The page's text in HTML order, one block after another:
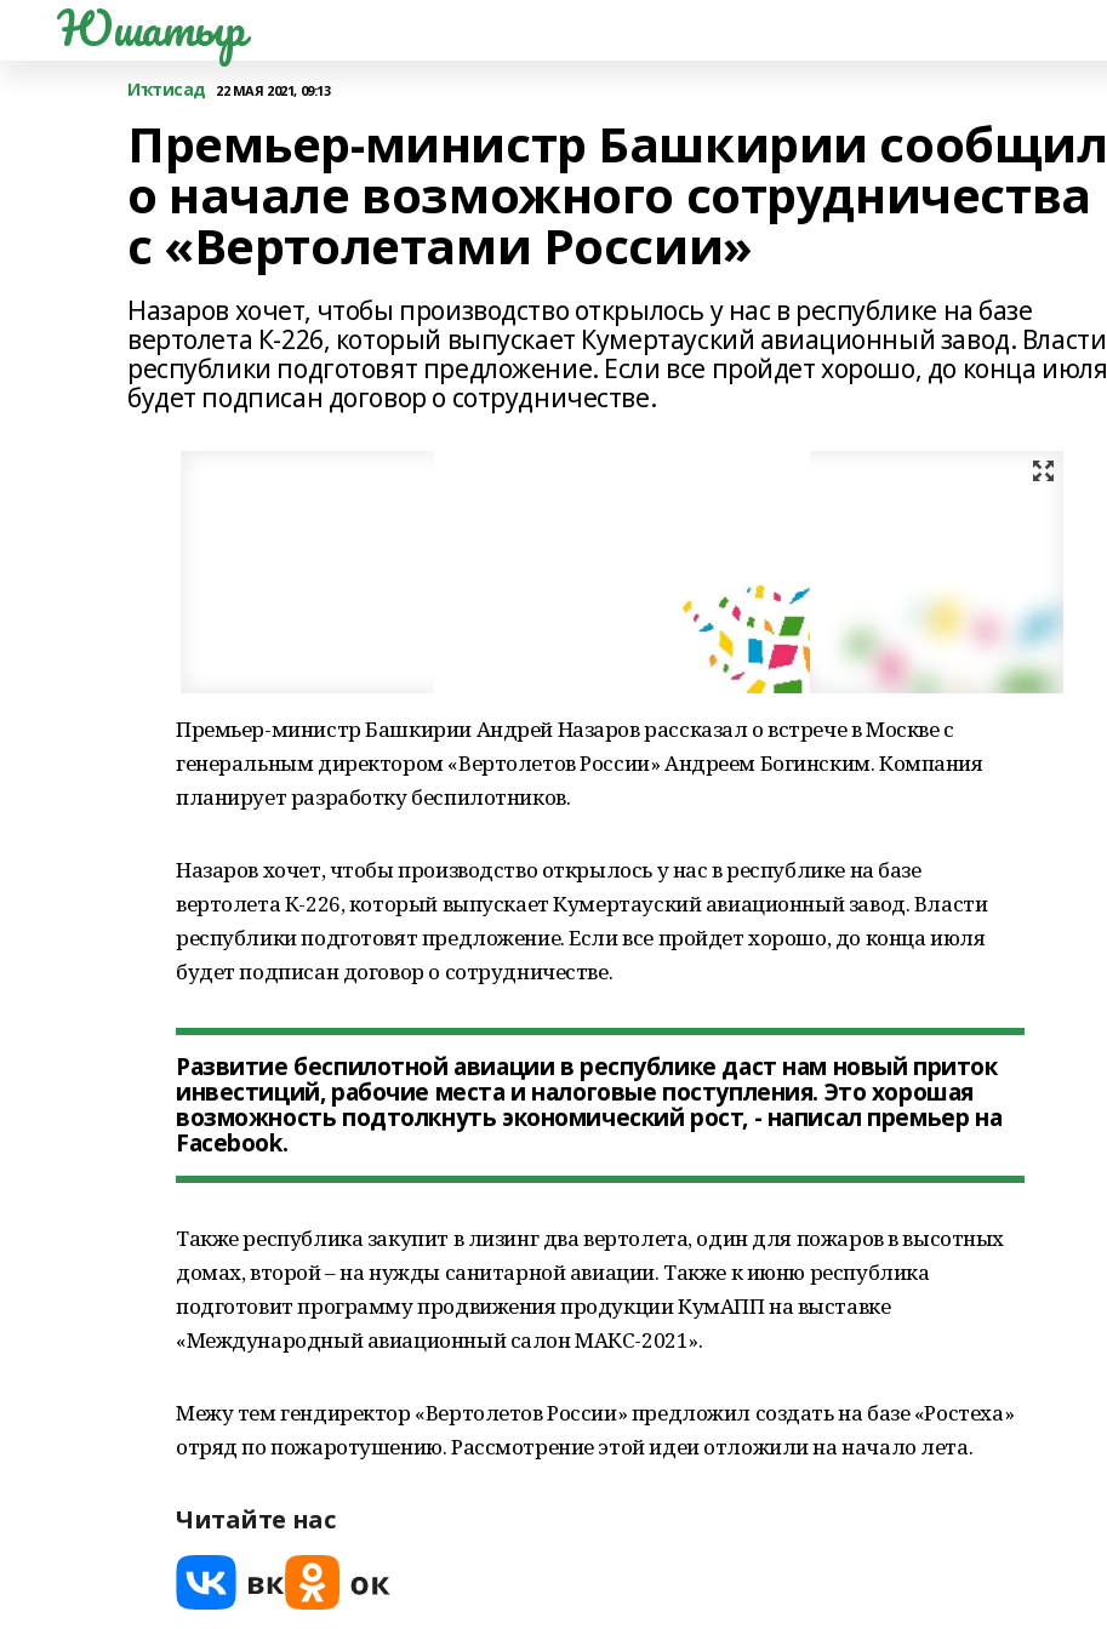
Юшатыр
Иҡтисад 22 МАЯ 2021, 09:13
Премьер-министр Башкирии сообщил
о начале возможного сотрудничества
с «Вертолетами России»
Назаров хочет, чтобы производство открылось у нас в республике на базе
вертолета К-226, который выпускает Кумертауский авиационный завод. Власти
республики подготовят предложение. Если все пройдет хорошо, до конца июля
будет подписан договор о сотрудничестве.
Премьер-министр Башкирии Андрей Назаров рассказал о встрече в Москве с
генеральным директором «Вертолетов России» Андреем Богинским. Компания
планирует разработку беспилотников.
Назаров хочет, чтобы производство открылось у нас в республике на базе
вертолета К-226, который выпускает Кумертауский авиационный завод. Власти
республики подготовят предложение. Если все пройдет хорошо, до конца июля
будет подписан договор о сотрудничестве.
Развитие беспилотной авиации в республике даст нам новый приток
инвестиций, рабочие места и налоговые поступления. Это хорошая
возможность подтолкнуть экономический рост, - написал премьер на
Facebook.
Также республика закупит в лизинг два вертолета, один для пожаров в высотных
домах, второй – на нужды санитарной авиации. Также к июню республика
подготовит программу продвижения продукции КумАПП на выставке
«Международный авиационный салон МАКС-2021».
Межу тем гендиректор «Вертолетов России» предложил создать на базе «Ростеха»
отряд по пожаротушению. Рассмотрение этой идеи отложили на начало лета.
Читайте нас